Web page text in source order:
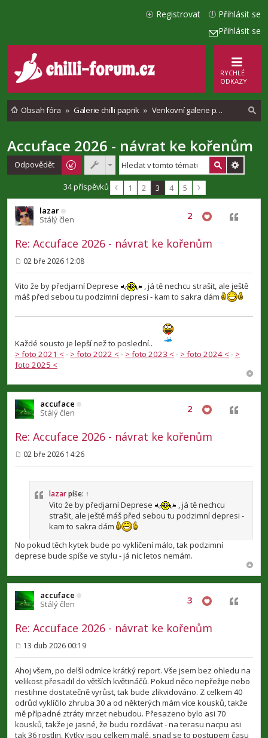
Přihlásit se
Přihlásit se
Registrovat
RYCHLÉ
ODKAZY
Obsah fóra Galerie chilli paprik Venkovní galerie pěstování chilli
Accuface 2026 - návrat ke kořenům
Odpovědět
34 příspěvků 1 2 3 4 5
lazar
Stálý člen
Re: Accuface 2026 - návrat ke kořenům
2 Citovat
ř
í
s
p
v
02 bře 2026 12:08
Vito že by předjarní Deprese
, já tě nechcu strašit, ale ještě
máš před sebou tu podzimní depresi - kam to sakra dám
Každé sousto je lepší než to poslední..
> foto 2021 < - > foto 2022 < - > foto 2023 < - > foto 2024 < - >
foto 2025 <
accuface
Stálý člen
Re: Accuface 2026 - návrat ke kořenům
2 Citovat
ř
02 bře 2026 14:26
lazar píše: ↑
Vito že by předjarní Deprese
, já tě nechcu
strašit, ale ještě máš před sebou tu podzimní depresi -
kam to sakra dám
No pokud těch kytek bude po vyklíčení málo, tak podzimní
deprese bude spíše ve stylu - já nic letos nemám.
accuface
Stálý člen
Re: Accuface 2026 - návrat ke kořenům
3 Citovat
ř
í
s
p
ě
v
e
k
13 dub 2026 00:19
Ahoj všem, po delší odmlce krátký report. Vše jsem bez ohledu na
velikost přesadil do větších květináčů. Pokud něco nepřežije nebo
nestihne dostatečně vyrůst, tak bude zlikvidováno. Z celkem 40
odrůd vyklíčilo zhruba 30 a od některých mám více kousků, takže
mě případné ztráty mrzet nebudou. Přesazeno bylo asi 70
kousků, takže je jasné, že budu rozdávat - na terasu nacpu asi
tak 36 rostlin. Kytky jsou celkem malé, snad se to postupem času